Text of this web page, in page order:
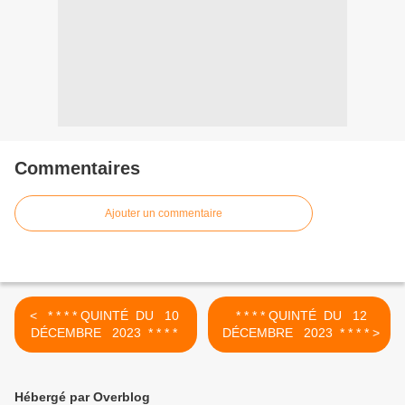
Commentaires
Ajouter un commentaire
< * * * * QUINTÉ DU 10
DÉCEMBRE 2023 * * * *
* * * * QUINTÉ DU 12
DÉCEMBRE 2023 * * * * >
Hébergé par Overblog